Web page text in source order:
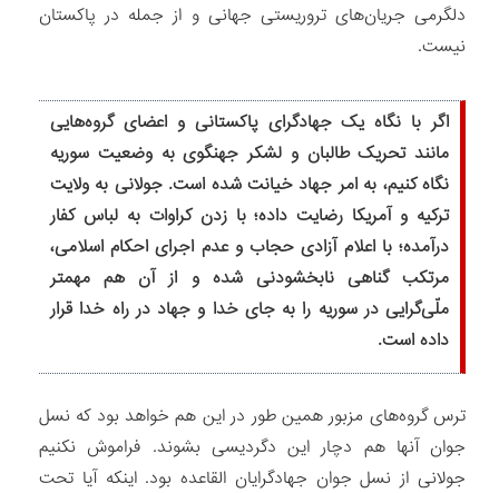
دلگرمی جریان‌های تروریستی جهانی و از جمله در پاکستان
نیست.
اگر با نگاه یک جهادگرای پاکستانی و اعضای گروه‌‏هایی
مانند تحریک طالبان و لشکر جهنگوی به وضعیت سوریه
نگاه کنیم، به امر جهاد خیانت شده است. جولانی به ولایت
ترکیه و آمریکا رضایت داده؛ با زدن کراوات به لباس کفار
درآمده؛ با اعلام آزادی حجاب و عدم اجرای احکام اسلامی،
مرتکب گناهی نابخشودنی شده و از آن هم مهم‏تر
ملّی‌‏گرایی در سوریه را به جای خدا و جهاد در راه خدا قرار
داده است.
ترس گروه‏‌های مزبور همین طور در این هم خواهد بود که نسل
جوان آنها هم دچار این دگردیسی بشوند. فراموش نکنیم
جولانی از نسل جوان جهادگرایان القاعده بود. اینکه آیا تحت